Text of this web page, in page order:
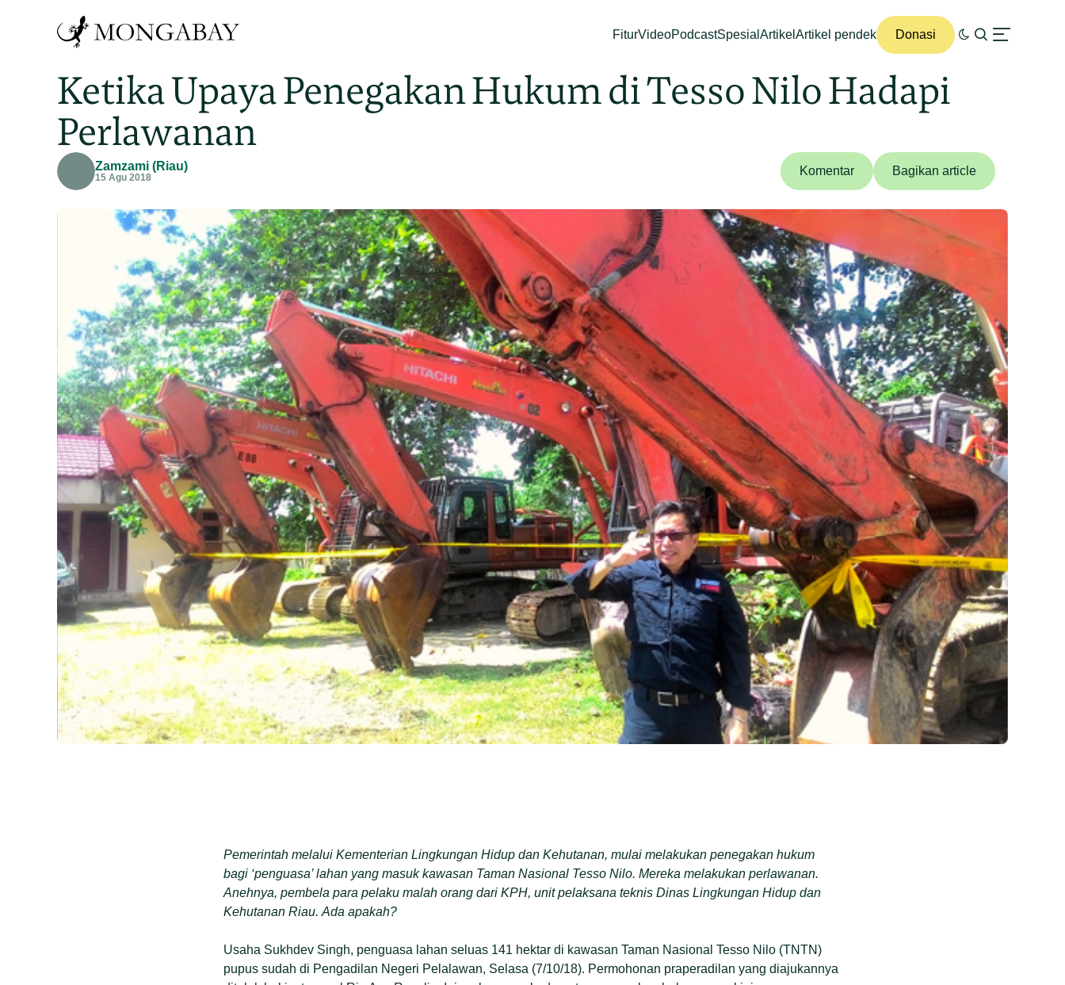
FiturVideoPodcastSpesial Artikel Artikel pendek Donasi
Ketika Upaya Penegakan Hukum di Tesso Nilo Hadapi
Perlawanan
Zamzami (Riau)
15 Agu 2018 Komentar Bagikan article
Pemerintah melalui Kementerian Lingkungan Hidup dan Kehutanan, mulai melakukan penegakan hukum
bagi ‘penguasa’ lahan yang masuk kawasan Taman Nasional Tesso Nilo. Mereka melakukan perlawanan.
Anehnya, pembela para pelaku malah orang dari KPH, unit pelaksana teknis Dinas Lingkungan Hidup dan
Kehutanan Riau. Ada apakah?
Usaha Sukhdev Singh, penguasa lahan seluas 141 hektar di kawasan Taman Nasional Tesso Nilo (TNTN)
pupus sudah di Pengadilan Negeri Pelalawan, Selasa (7/10/18). Permohonan praperadilan yang diajukannya